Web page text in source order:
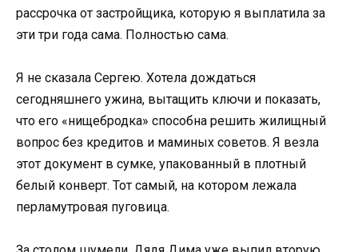
рассрочка от застройщика, которую я выплатила за
эти три года сама. Полностью сама.
Я не сказала Сергею. Хотела дождаться
сегодняшнего ужина, вытащить ключи и показать,
что его «нищебродка» способна решить жилищный
вопрос без кредитов и маминых советов. Я везла
этот документ в сумке, упакованный в плотный
белый конверт. Тот самый, на котором лежала
перламутровая пуговица.